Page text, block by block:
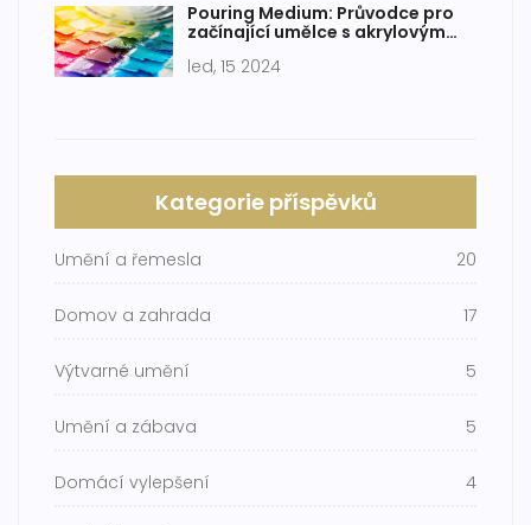
Pouring Medium: Průvodce pro
začínající umělce s akrylovým
led, 15 2024
Kategorie příspěvků
Umění a řemesla 20
Domov a zahrada 17
Výtvarné umění 5
Umění a zábava 5
Domácí vylepšení 4